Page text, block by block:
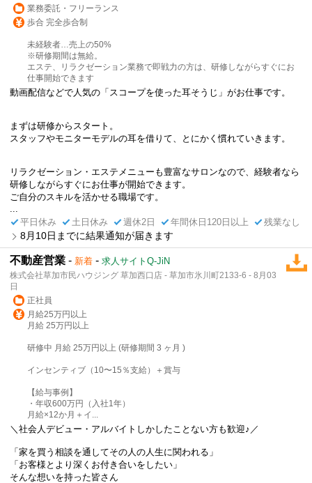
業務委託・フリーランス
歩合 完全歩合制
未経験者…売上の50%
※研修期間は無給。
エステ、リラクゼーション業務で即戦力の方は、研修しながらすぐにお
仕事開始できます
動画配信などで人気の「スコープを使った耳そうじ」がお仕事です。
まずは研修からスタート。
スタッフやモニターモデルの耳を借りて、とにかく慣れていきます。
リラクゼーション・エステメニューも豊富なサロンなので、経験者なら
研修しながらすぐにお仕事が開始できます。
ご自分のスキルを活かせる職場です。
平日休み
土日休み 週休2日 年間休日120日以上 残業なし
8月10日までに結果通知が届きます
不動産営業 - 新着 - 求人サイトQ-JiN
株式会社草加市民ハウジング 草加西口店 - 草加市氷川町2133-6 - 8月03
日
正社員
月給25万円以上
月給 25万円以上
研修中 月給 25万円以上 (研修期間 3 ヶ月 )
インセンティブ（10〜15％支給）＋賞与
【給与事例】
・年収600万円（入社1年）
月給×12か月＋イ...
＼社会人デビュー・アルバイトしかしたことない方も歓迎♪／
「家を買う相談を通してその人の人生に関われる」
「お客様とより深くお付き合いをしたい」
そんな想いを持った皆さん